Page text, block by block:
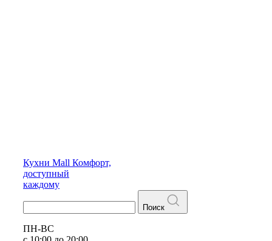
Кухни Mall Комфорт,
доступный
каждому
Поиск
ПН-ВС